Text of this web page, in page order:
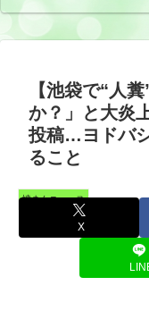
トざわつき イベント
真が話題
【池袋で“人
か？」と大炎
投稿…ヨドバ
ること
憤まんニュース
X